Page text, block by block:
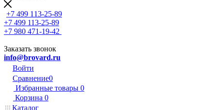
+7 499 113-25-89
+7 499 113-25-89
+7 980 471-19-42
Заказать звонок
info@brovard.ru
Войти
Сравнение0
Избранные товары 0
Корзина 0
Каталог